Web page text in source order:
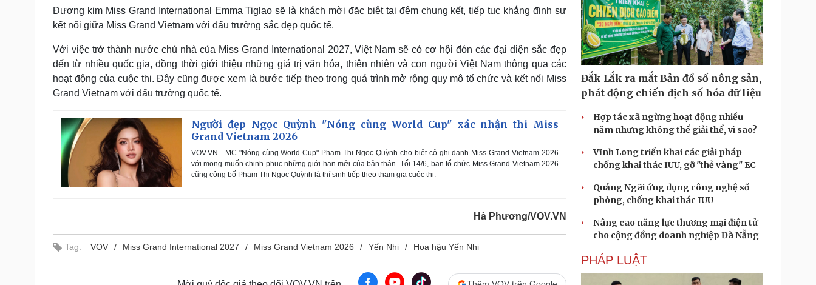
Đương kim Miss Grand International Emma Tiglao sẽ là khách mời đặc biệt tại đêm chung kết, tiếp tục khẳng định sự
kết nối giữa Miss Grand Vietnam với đấu trường sắc đẹp quốc tế.
Với việc trở thành nước chủ nhà của Miss Grand International 2027, Việt Nam sẽ có cơ hội đón các đại diện sắc đẹp
đến từ nhiều quốc gia, đồng thời giới thiệu những giá trị văn hóa, thiên nhiên và con người Việt Nam thông qua các
hoạt động của cuộc thi. Đây cũng được xem là bước tiếp theo trong quá trình mở rộng quy mô tổ chức và kết nối Miss
Grand Vietnam với đấu trường quốc tế.
Người đẹp Ngọc Quỳnh "Nóng cùng World Cup" xác nhận thi Miss
Grand Vietnam 2026
VOV.VN - MC "Nóng cùng World Cup" Phạm Thị Ngọc Quỳnh cho biết cô ghi danh Miss Grand Vietnam 2026
với mong muốn chinh phục những giới hạn mới của bản thân. Tối 14/6, ban tổ chức Miss Grand Vietnam 2026
cũng công bố Phạm Thị Ngọc Quỳnh là thí sinh tiếp theo tham gia cuộc thi.
Hà Phương/VOV.VN
Tag: VOV Miss Grand International 2027 Miss Grand Vietnam 2026 Yến Nhi Hoa hậu Yến Nhi
Đắk Lắk ra mắt Bản đồ số nông sản,
phát động chiến dịch số hóa dữ liệu
Hợp tác xã ngừng hoạt động nhiều
năm nhưng không thể giải thể, vì sao?
Vĩnh Long triển khai các giải pháp
chống khai thác IUU, gỡ "thẻ vàng" EC
Quảng Ngãi ứng dụng công nghệ số
phòng, chống khai thác IUU
Nâng cao năng lực thương mại điện tử
cho cộng đồng doanh nghiệp Đà Nẵng
PHÁP LUẬT